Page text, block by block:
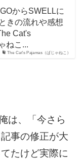
The Cat's Pajamas（ぱじゃねこ）
からSWELLに
きの流れや感想
Cat's
ねこ...
は、「今さら
事の修正が大
たけど実際に